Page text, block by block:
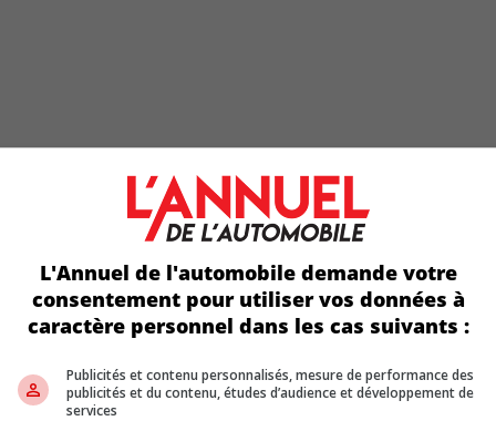
ET LES TECHNOLOGIES AVANCÉES DANS LA MIRE
souhaite également relever les exigences de contenu
de puissance et les systèmes avancés d’aide à la
d’une capacité de production suffisante pour fabriquer
pourrait entraîner des investissements massifs dans la chaîne
qui risque ultimement d’être refilée aux consommateurs.
L'Annuel de l'automobile demande votre
consentement pour utiliser vos données à
caractère personnel dans les cas suivants :
Publicités et contenu personnalisés, mesure de performance des
publicités et du contenu, études d’audience et développement de
services